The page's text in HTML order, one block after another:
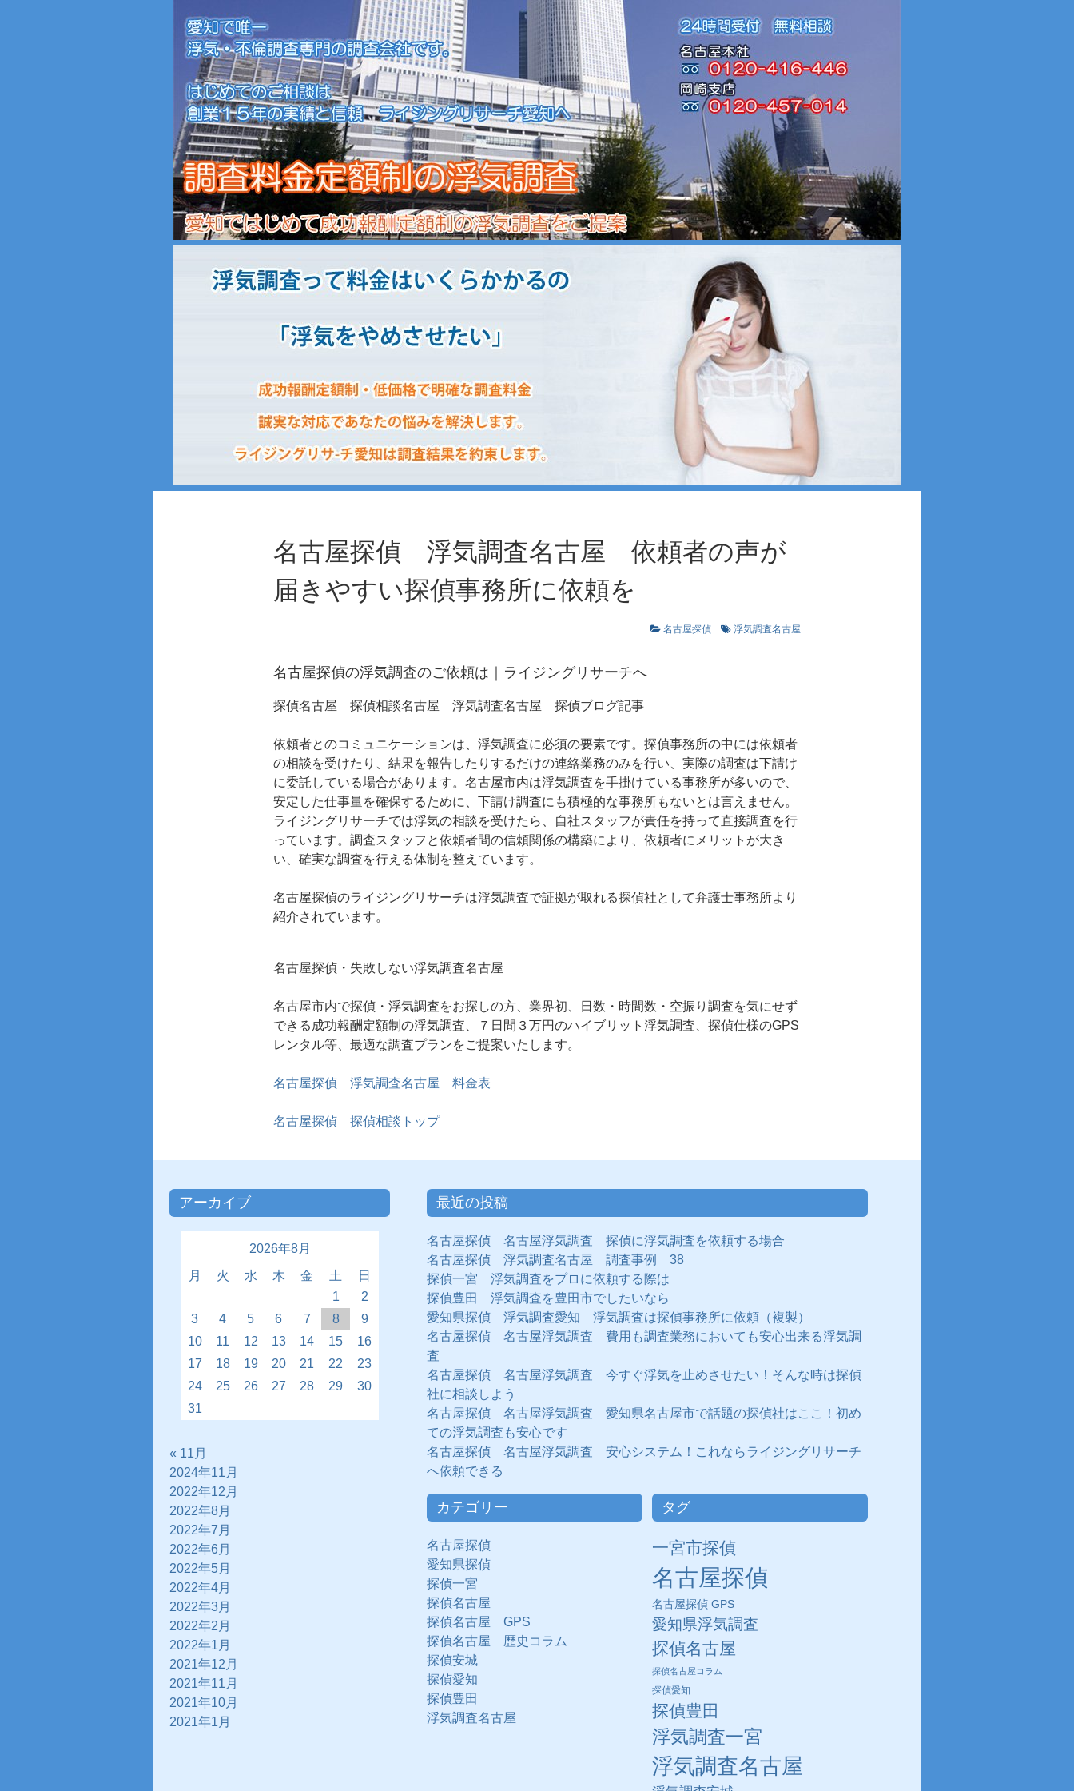
名古屋探偵 浮気調査名古屋 依頼者の声が
届きやすい探偵事務所に依頼を
名古屋探偵 浮気調査名古屋
名古屋探偵の浮気調査のご依頼は｜ライジングリサーチへ
探偵名古屋 探偵相談名古屋 浮気調査名古屋 探偵ブログ記事
依頼者とのコミュニケーションは、浮気調査に必須の要素です。探偵事務所の中には依頼者
の相談を受けたり、結果を報告したりするだけの連絡業務のみを行い、実際の調査は下請け
に委託している場合があります。名古屋市内は浮気調査を手掛けている事務所が多いので、
安定した仕事量を確保するために、下請け調査にも積極的な事務所もないとは言えません。
ライジングリサーチでは浮気の相談を受けたら、自社スタッフが責任を持って直接調査を行
っています。調査スタッフと依頼者間の信頼関係の構築により、依頼者にメリットが大き
い、確実な調査を行える体制を整えています。
名古屋探偵のライジングリサーチは浮気調査で証拠が取れる探偵社として弁護士事務所より
紹介されています。
名古屋探偵・失敗しない浮気調査名古屋
名古屋市内で探偵・浮気調査をお探しの方、業界初、日数・時間数・空振り調査を気にせず
できる成功報酬定額制の浮気調査、７日間３万円のハイブリット浮気調査、探偵仕様のGPS
レンタル等、最適な調査プランをご提案いたします。
名古屋探偵 浮気調査名古屋 料金表
名古屋探偵 探偵相談トップ
アーカイブ
2026年8月
月
火 水 木 金 土
日
1
2
3
4 5 6 7 8
9
10
11 12 13 14 15
16
17
18 19 20 21 22
23
24
25 26 27 28 29
30
31
« 11月
2024年11月
2022年12月
2022年8月
2022年7月
2022年6月
2022年5月
2022年4月
2022年3月
2022年2月
2022年1月
2021年12月
2021年11月
2021年10月
2021年1月
最近の投稿
名古屋探偵 名古屋浮気調査 探偵に浮気調査を依頼する場合
名古屋探偵 浮気調査名古屋 調査事例 38
探偵一宮 浮気調査をプロに依頼する際は
探偵豊田 浮気調査を豊田市でしたいなら
愛知県探偵 浮気調査愛知 浮気調査は探偵事務所に依頼（複製）
名古屋探偵 名古屋浮気調査 費用も調査業務においても安心出来る浮気調
査
名古屋探偵 名古屋浮気調査 今すぐ浮気を止めさせたい！そんな時は探偵
社に相談しよう
名古屋探偵 名古屋浮気調査 愛知県名古屋市で話題の探偵社はここ！初め
ての浮気調査も安心です
名古屋探偵 名古屋浮気調査 安心システム！これならライジングリサーチ
へ依頼できる
カテゴリー
名古屋探偵
愛知県探偵
探偵一宮
探偵名古屋
探偵名古屋 GPS
探偵名古屋 歴史コラム
探偵安城
探偵愛知
探偵豊田
浮気調査名古屋
タグ
一宮市探偵
名古屋探偵
名古屋探偵 GPS
愛知県浮気調査
探偵名古屋
探偵名古屋コラム
探偵愛知
探偵豊田
浮気調査一宮
浮気調査名古屋